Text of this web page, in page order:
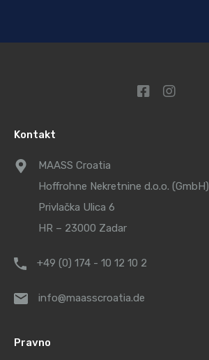
Kontakt
MAASS Croatia
Hoffrohne Nekretnine d.o.o. (GmbH)
Privlačka Ulica 6
HR – 23000 Zadar
+49 (0) 174 - 10 12 10 2
info@maasscroatia.de
Pravno